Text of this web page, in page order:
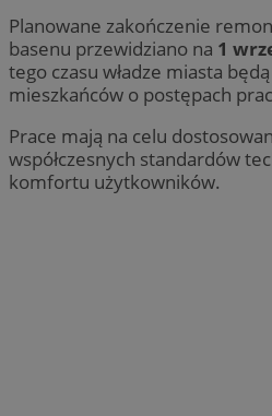
Planowane zakończenie
basenu przewidziano na 1
tego czasu władze miasta
mieszkańców o postępach
Prace mają na celu
współczesnych standardów
komfortu użytkowników.